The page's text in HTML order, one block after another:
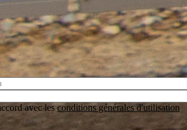
lettre d'information
informe des actualités et des événements du
avec lesconditions générales d'utilisation
S'inscrire